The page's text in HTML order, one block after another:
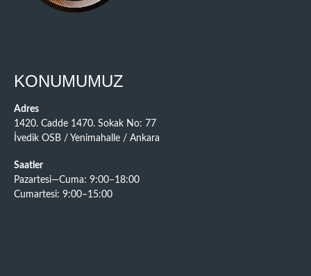
KONUMUMUZ
Adres
1420. Cadde 1470. Sokak No: 77
İvedik OSB / Yenimahalle / Ankara
Saatler
Pazartesi—Cuma: 9:00–18:00
Cumartesi: 9:00–15:00